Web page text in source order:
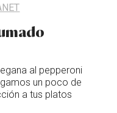
al pepperoni
un poco de
a tus platos